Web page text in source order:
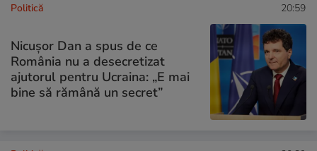
Politică 20:59
Nicușor Dan a spus de ce
România nu a desecretizat
ajutorul pentru Ucraina: „E mai
bine să rămână un secret”